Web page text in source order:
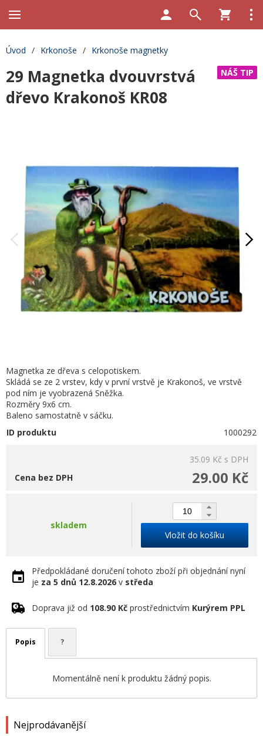
Nejprodávanější
Úvod / Krkonoše / Krkonoše magnetky
NÁŠ TIP
29 Magnetka dvouvrstvá
dřevo Krakonoš KR08
Magnetka ze dřeva s celopotiskem.
Skládá se ze 2 vrstev, kdy v první vrstvě je Krakonoš, ve vrstvě
pod ním je vyobrazená Sněžka.
Rozměry 9x6 cm.
Baleno samostatně v sáčku.
ID produktu
1000292
35.09 Kč s DPH
29.00 Kč
Cena bez DPH
skladem
Vložit do košíku
Předpokládané doručení tohoto zboží při objednání nyní
je za 5 dnů 12.8.2026 v středa
Doprava již od 108.90 Kč prostřednictvím Kurýrem PPL
Popis ?
Momentálně není k produktu žádný popis.